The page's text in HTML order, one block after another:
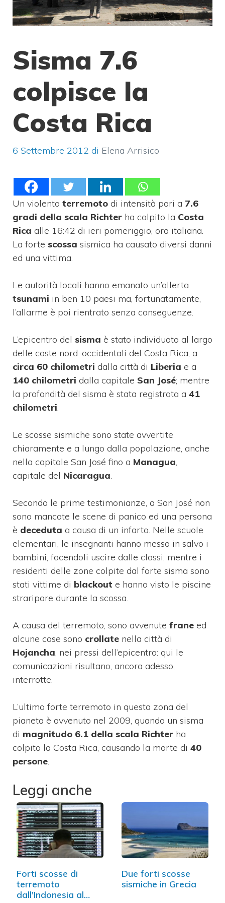
Sisma 7.6
colpisce la
Costa Rica
6 Settembre 2012 di Elena Arrisico
Un violento terremoto di intensità pari a 7.6
gradi della scala Richter ha colpito la Costa
Rica alle 16:42 di ieri pomeriggio, ora italiana.
La forte scossa sismica ha causato diversi danni
ed una vittima.
Le autorità locali hanno emanato un’allerta
tsunami in ben 10 paesi ma, fortunatamente,
l’allarme è poi rientrato senza conseguenze.
L’epicentro del sisma è stato individuato al largo
delle coste nord-occidentali del Costa Rica, a
circa 60 chilometri dalla città di Liberia e a
140 chilometri dalla capitale San José; mentre
la profondità del sisma è stata registrata a 41
chilometri
Le scosse sismiche sono state avvertite
chiaramente e a lungo dalla popolazione, anche
nella capitale San José fino a Managua
capitale del Nicaragua
Secondo le prime testimonianze, a San José non
sono mancate le scene di panico ed una persona
è deceduta a causa di un infarto. Nelle scuole
elementari, le insegnanti hanno messo in salvo i
bambini, facendoli uscire dalle classi; mentre i
residenti delle zone colpite dal forte sisma sono
stati vittime di blackout e hanno visto le piscine
straripare durante la scossa.
A causa del terremoto, sono avvenute frane ed
alcune case sono crollate nella città di
Hojancha , nei pressi dell’epicentro: qui le
comunicazioni risultano, ancora adesso,
interrotte.
L’ultimo forte terremoto in questa zona del
pianeta è avvenuto nel 2009, quando un sisma
di magnitudo 6.1 della scala Richter ha
colpito la Costa Rica, causando la morte di 40
persone
Leggi anche
Forti scosse di
terremoto
dall'Indonesia al
Due forti scosse
sismiche in Grecia